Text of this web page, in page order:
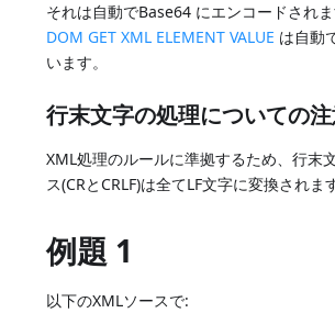
それは自動でBase64 にエンコードされ
DOM GET XML ELEMENT VALUE は自動
います。
行末文字の処理についての
XML処理のルールに準拠するため、行末
ス(CRとCRLF)は全てLF文字に変換されま
例題 1
以下のXMLソースで: